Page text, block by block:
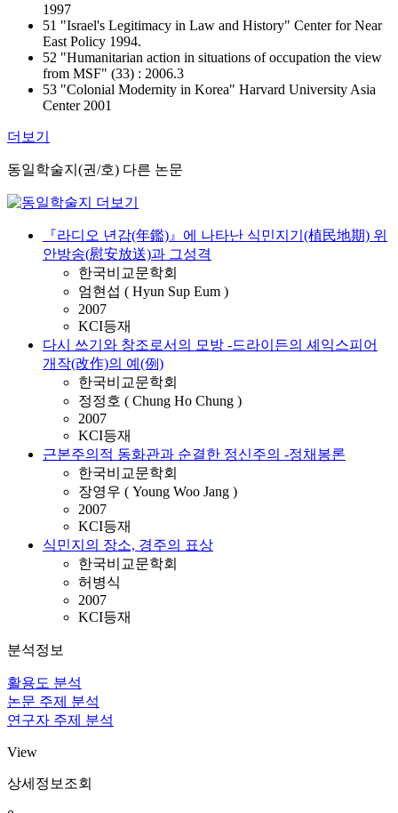
1997
51 "Israel's Legitimacy in Law and History" Center for Near
East Policy 1994.
52 "Humanitarian action in situations of occupation the view
from MSF" (33) : 2006.3
53 "Colonial Modernity in Korea" Harvard University Asia
Center 2001
더보기
동일학술지(권/호) 다른 논문
『라디오 년감(年鑑)』에 나타난 식민지기(植民地期) 위
안방송(慰安放送)과 그성격
한국비교문학회
엄현섭 ( Hyun Sup Eum )
2007
KCI등재
다시 쓰기와 창조로서의 모방 -드라이든의 셰익스피어
개작(改作)의 예(例)
한국비교문학회
정정호 ( Chung Ho Chung )
2007
KCI등재
근본주의적 동화관과 순결한 정신주의 -정채봉론
한국비교문학회
장영우 ( Young Woo Jang )
2007
KCI등재
식민지의 장소, 경주의 표상
한국비교문학회
허병식
2007
KCI등재
분석정보
활용도 분석
논문 주제 분석
연구자 주제 분석
View
상세정보조회